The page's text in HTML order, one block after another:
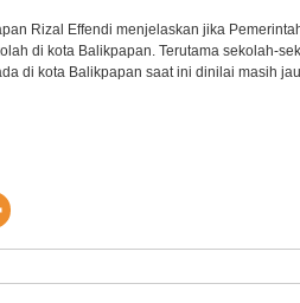
Rizal Effendi menjelaskan jika
di kota Balikpapan. Terutama sekolah-
di kota Balikpapan saat ini dinilai masih